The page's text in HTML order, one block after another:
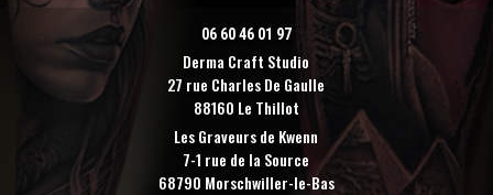
06 60 46 01 97
Derma Craft Studio
27 rue Charles De Gaulle
88160 Le Thillot
Les Graveurs de Kwenn
7-1 rue de la Source
68790 Morschwiller-le-Bas